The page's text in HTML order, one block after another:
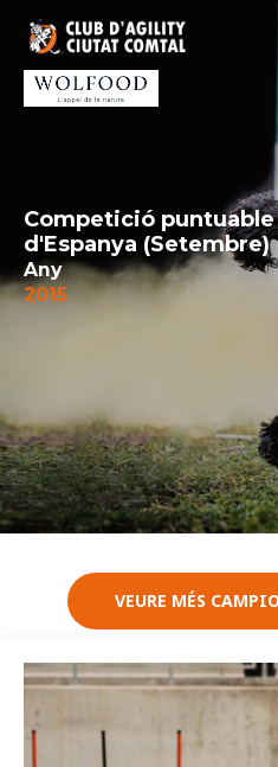
contingut
Competició
d'Espanya (Setembre)
Any
2015
VEURE MÉS
Imatge